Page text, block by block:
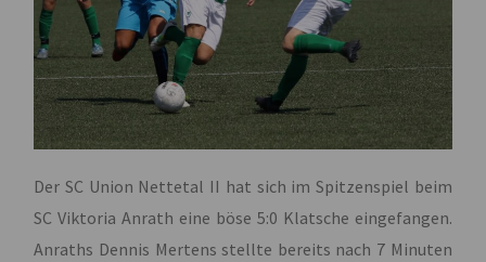
Der SC Union Nettetal II hat sich im Spitzenspiel beim
SC Viktoria Anrath eine böse 5:0 Klatsche eingefangen.
Anraths Dennis Mertens stellte bereits nach 7 Minuten